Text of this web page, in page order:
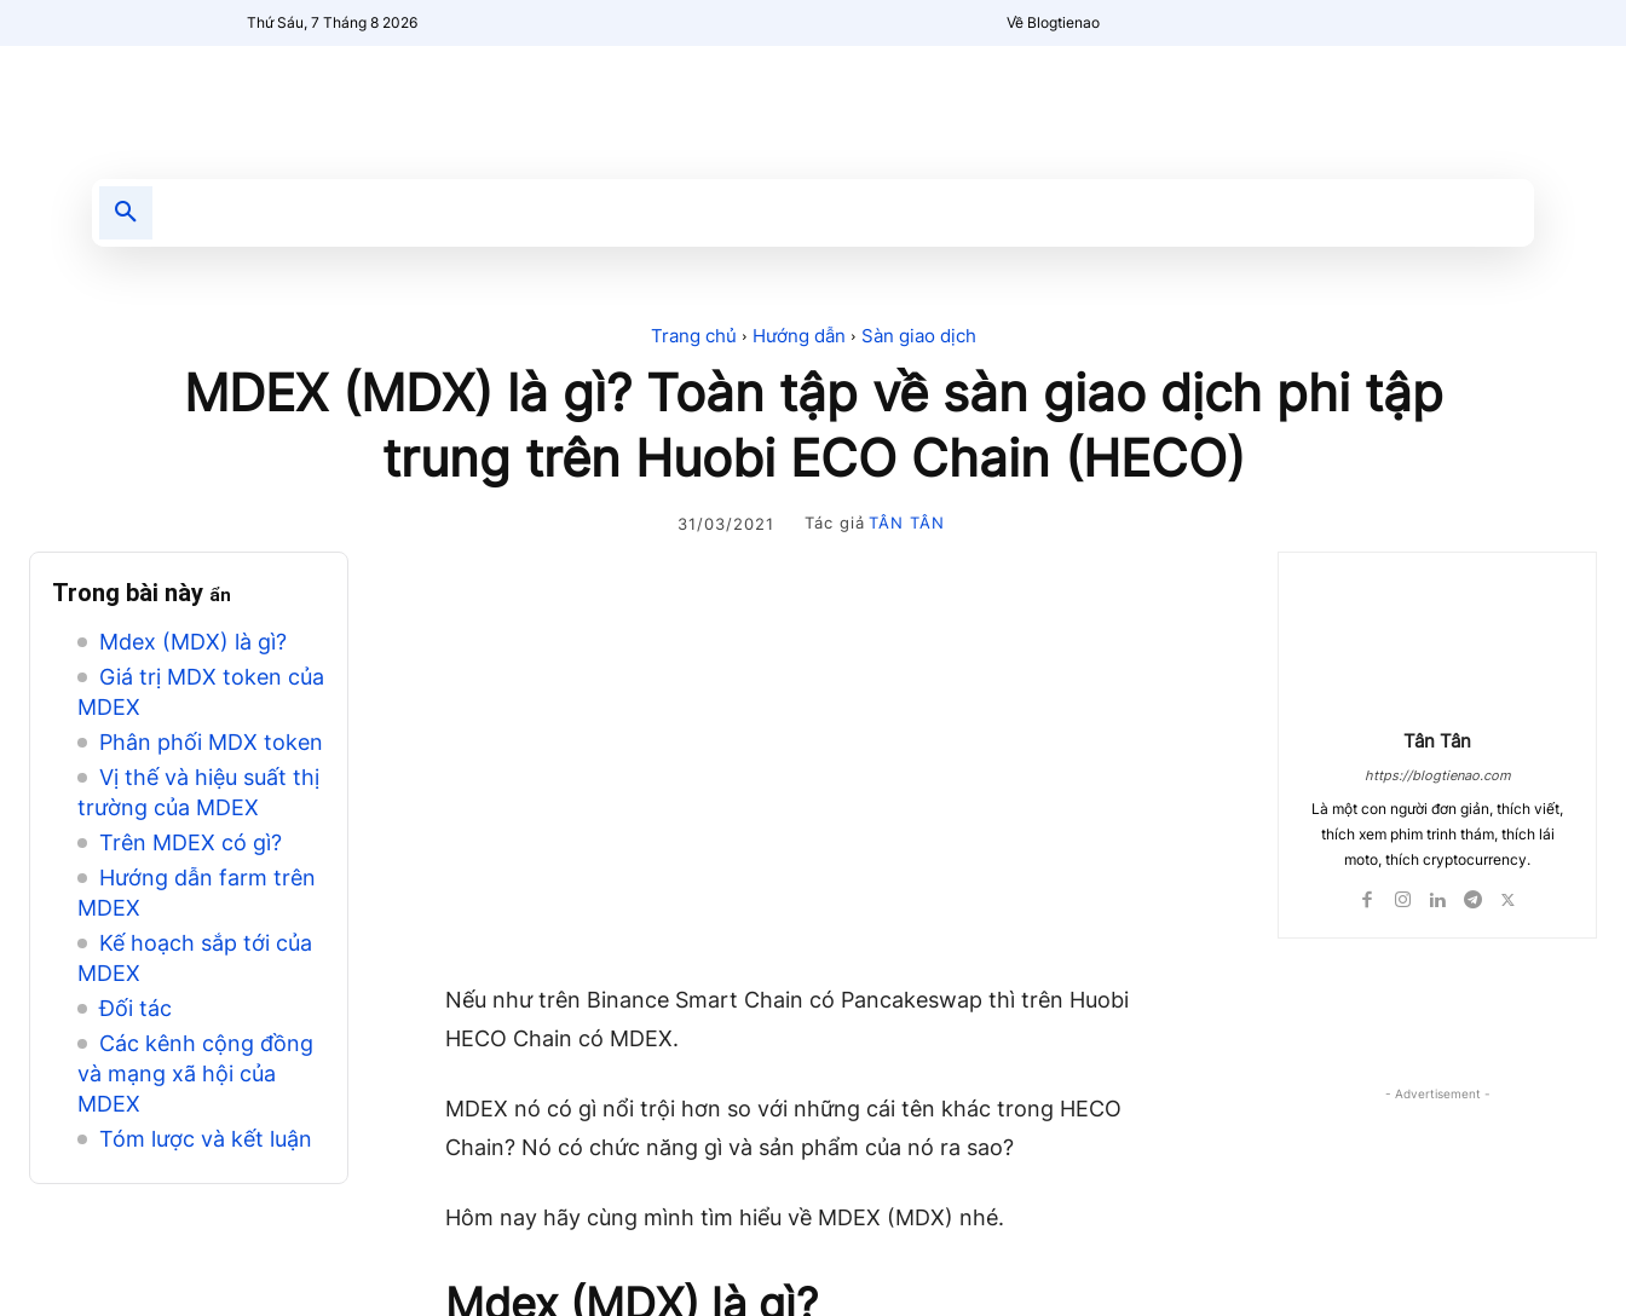
Thứ Sáu, 7 Tháng 8 2026 Về Blogtienao
Trang chủ Hướng dẫn Sàn giao dịch
MDEX (MDX) là gì? Toàn tập về sàn giao dịch phi tập
trung trên Huobi ECO Chain (HECO)
31/03/2021 Tác giả TÂN TÂN
Trong bài này ẩn
Mdex (MDX) là gì?
Giá trị MDX token của
MDEX
Phân phối MDX token
Vị thế và hiệu suất thị
trường của MDEX
Trên MDEX có gì?
Hướng dẫn farm trên
MDEX
Kế hoạch sắp tới của
MDEX
Đối tác
Các kênh cộng đồng
và mạng xã hội của
MDEX
Tóm lược và kết luận
Nếu như trên Binance Smart Chain có Pancakeswap thì trên Huobi
HECO Chain có MDEX.
MDEX nó có gì nổi trội hơn so với những cái tên khác trong HECO
Chain? Nó có chức năng gì và sản phẩm của nó ra sao?
Hôm nay hãy cùng mình tìm hiểu về MDEX (MDX) nhé.
Mdex (MDX) là gì?
Tân Tân
https://blogtienao.com
Là một con người đơn giản, thích viết,
thích xem phim trinh thám, thích lái
moto, thích cryptocurrency.
- Advertisement -